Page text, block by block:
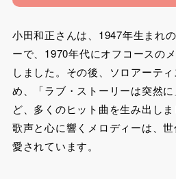
小田和正さんは、1947年生まれ
ーで、1970年代にオフコースの
しました。その後、ソロアーテ
め、「ラブ・ストーリーは突然
ど、多くのヒット曲を生み出し
歌声と心に響くメロディーは、
愛されています。